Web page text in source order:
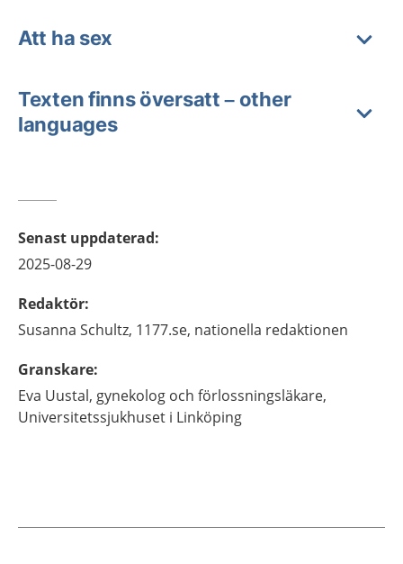
Att ha sex
Texten finns översatt – other
languages
Senast uppdaterad:
2025-08-29
Redaktör:
Susanna Schultz, 1177.se, nationella redaktionen
Granskare:
Eva Uustal, gynekolog och förlossningsläkare,
Universitetssjukhuset i Linköping